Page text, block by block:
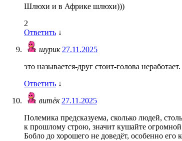
Шлюхи и в Африке шлюхи)))
2
Ответить ↓
шурик27.11.2025
это называется-друг стоит-голова неработает.
Ответить ↓
витёк27.11.2025
Полемика предсказуема, сколько людей,
к прошлому строю, значит кушайте
Бобло до хорошего не доведёт, особенно его